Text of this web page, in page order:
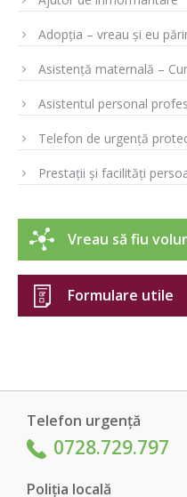
Adopția – vreau și eu
Asistență maternală –
Asistentul personal
Telefon de urgență
Prestații și facilități
Vreau să fiu
Formulare utile
Telefon urgență
0728.729.797
Poliția locală